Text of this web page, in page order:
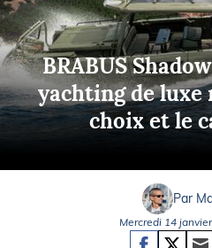
BRABUS
yachting de luxe
choix et le
Par
Mercredi 14